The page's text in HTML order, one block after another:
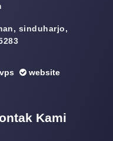
sinduharjo,
vps website
Kami